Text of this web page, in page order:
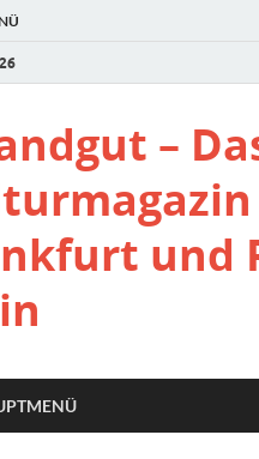
–
und